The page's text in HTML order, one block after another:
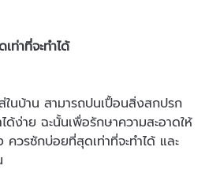
ท่าที่จะทำได้
ในบ้าน สามารถปนเปื้อนสิ่งสกปรก
ได้ง่าย ฉะนั้นเพื่อรักษาความสะอาดให้
ควรซักบ่อยที่สุดเท่าที่จะทำได้ และ